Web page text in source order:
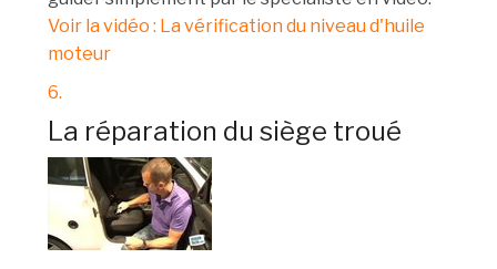
Voir la vidéo : La vérification du niveau d'huile
moteur
6.
La réparation du siège troué